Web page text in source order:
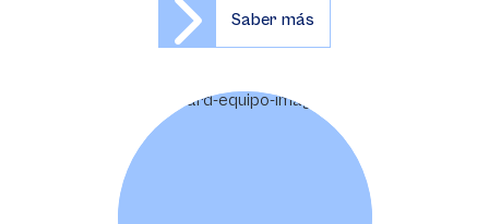
Saber más